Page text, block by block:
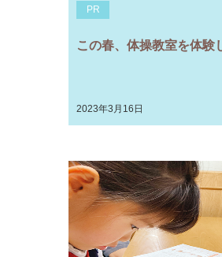
PR
この春、体操教室を体験
2023年3月16日